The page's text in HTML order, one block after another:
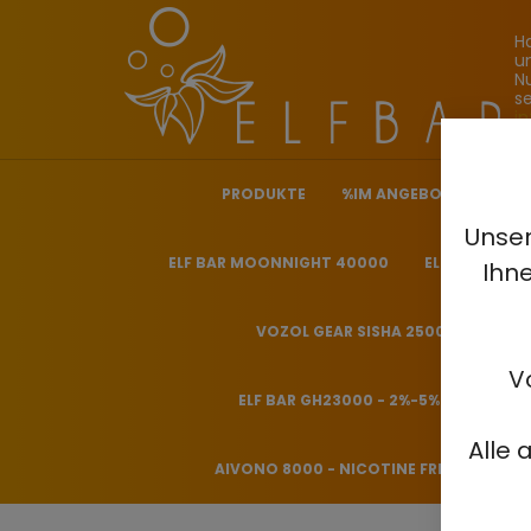
Alle
PRODUKTE %IM ANGEBOT%
ELF BAR MOONNIGHT 40000 ELF BAR
VOZOL GEAR SISHA 25000 - 0.5%
ELF BAR GH23000 - 2%-5%
AIVONO 8000 - NICOTINE FREE 0%